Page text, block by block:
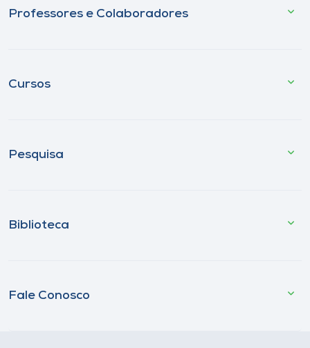
Professores e Colaboradores
Cursos
Pesquisa
Biblioteca
Fale Conosco